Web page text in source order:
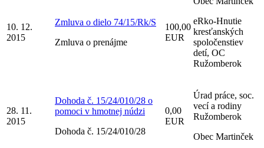
10. 12.
2015
Zmluva o dielo 74/15/Rk/S
Zmluva o prenájme
100,00
EUR
eRko-Hnutie
kresťanských
spoločenstiev
detí, OC
Ružomberok
28. 11.
2015
Dohoda č. 15/24/010/28 o
pomoci v hmotnej núdzi
Dohoda č. 15/24/010/28
0,00
EUR
Úrad práce, soc.
vecí a rodiny
Ružomberok
Obec Martinček